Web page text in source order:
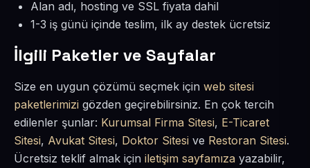
Alan adı, hosting ve SSL fiyata dahil
1-3 iş günü içinde teslim, ilk ay destek ücretsiz
İlgili Paketler ve Sayfalar
Size en uygun çözümü seçmek için web sitesi
paketlerimizi gözden geçirebilirsiniz. En çok tercih
edilenler şunlar: Kurumsal Firma Sitesi, E-Ticaret
Sitesi, Avukat Sitesi, Doktor Sitesi ve Restoran Sitesi.
Ücretsiz teklif almak için iletişim sayfamıza yazabilir,